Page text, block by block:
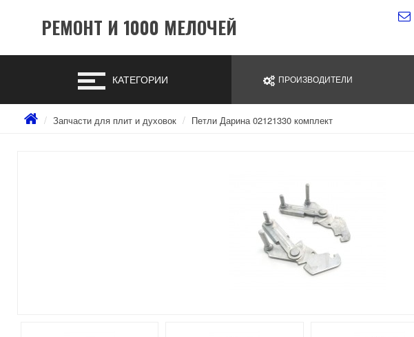
РЕМОНТ И 1000 МЕЛОЧЕЙ
КАТЕГОРИИ ПРОИЗВОДИТЕЛИ
Запчасти для плит и духовок Петли Дарина 02121330 комплект